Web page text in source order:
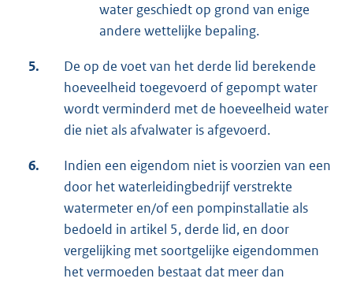
water geschiedt op grond van enige
andere wettelijke bepaling.
5.
De op de voet van het derde lid berekende
hoeveelheid toegevoerd of gepompt water
wordt verminderd met de hoeveelheid water
die niet als afvalwater is afgevoerd.
6.
Indien een eigendom niet is voorzien van een
door het waterleidingbedrijf verstrekte
watermeter en/of een pompinstallatie als
bedoeld in artikel 5, derde lid, en door
vergelijking met soortgelijke eigendommen
het vermoeden bestaat dat meer dan